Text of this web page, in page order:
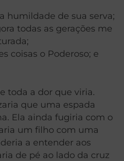
humildade de sua serva;
todas as gerações me
coisas o Poderoso; e
toda a dor que viria.
que uma espada
Ela ainda fugiria com o
um filho com uma
a entender aos
de pé ao lado da cruz